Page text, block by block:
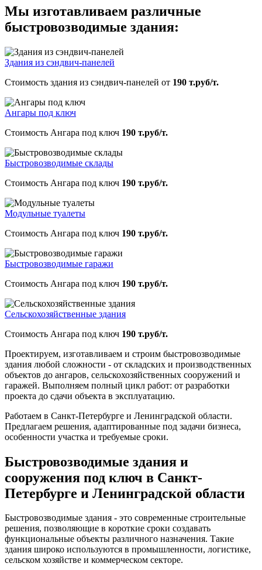
Мы изготавливаем различные
быстровозводимые здания:
Здания из сэндвич-панелей
Стоимость здания из сэндвич-панелей от 190 т.руб/т.
Ангары под ключ
Стоимость Ангара под ключ 190 т.руб/т.
Быстровозводимые склады
Стоимость Ангара под ключ 190 т.руб/т.
Модульные туалеты
Стоимость Ангара под ключ 190 т.руб/т.
Быстровозводимые гаражи
Стоимость Ангара под ключ 190 т.руб/т.
Сельскохозяйственные здания
Стоимость Ангара под ключ 190 т.руб/т.
Проектируем, изготавливаем и строим быстровозводимые
здания любой сложности - от складских и производственных
объектов до ангаров, сельскохозяйственных сооружений и
гаражей. Выполняем полный цикл работ: от разработки
проекта до сдачи объекта в эксплуатацию.
Работаем в Санкт-Петербурге и Ленинградской области.
Предлагаем решения, адаптированные под задачи бизнеса,
особенности участка и требуемые сроки.
Быстровозводимые здания и
сооружения под ключ в Санкт-
Петербурге и Ленинградской области
Быстровозводимые здания - это современные строительные
решения, позволяющие в короткие сроки создавать
функциональные объекты различного назначения. Такие
здания широко используются в промышленности, логистике,
сельском хозяйстве и коммерческом секторе.